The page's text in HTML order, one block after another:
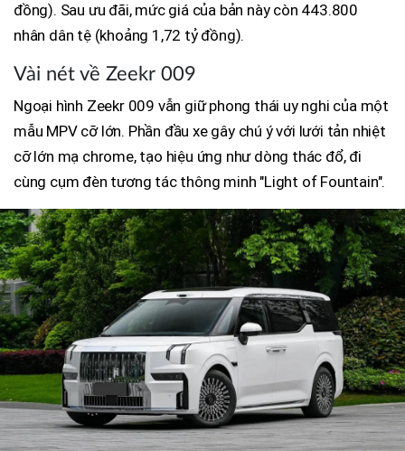
đồng). Sau ưu đãi, mức giá của bản này còn 443.800
nhân dân tệ (khoảng 1,72 tỷ đồng).
Vài nét về Zeekr 009
Ngoại hình Zeekr 009 vẫn giữ phong thái uy nghi của một
mẫu MPV cỡ lớn. Phần đầu xe gây chú ý với lưới tản nhiệt
cỡ lớn mạ chrome, tạo hiệu ứng như dòng thác đổ, đi
cùng cụm đèn tương tác thông minh "Light of Fountain".